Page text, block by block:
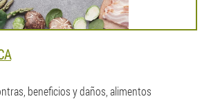
beneficios y daños, alimentos